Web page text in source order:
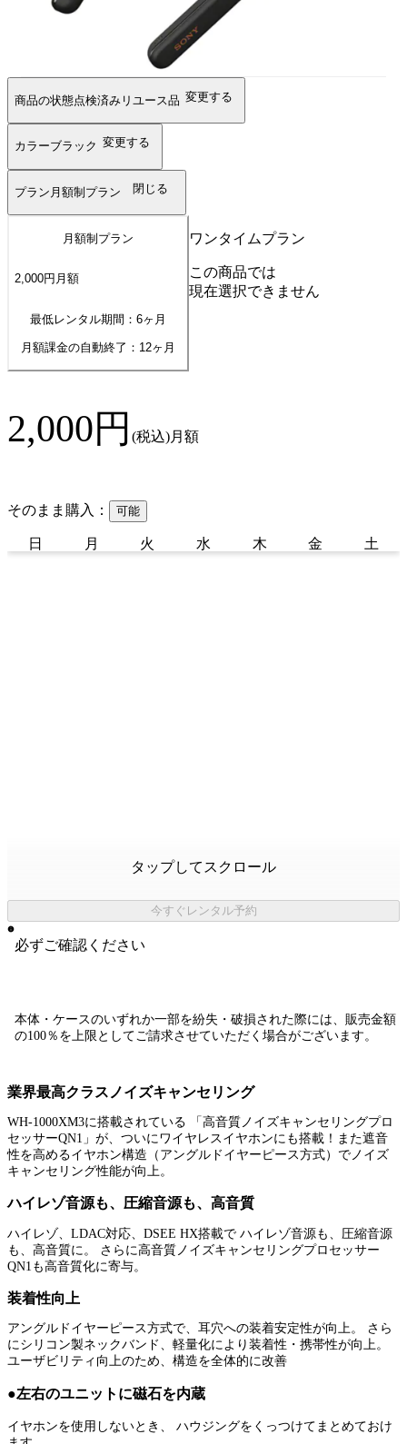
商品の状態点検済みリユース品 変更する
カラーブラック 変更する
プラン 月額制プラン 閉じる
月額制プラン
2,000円 月額
最低レンタル期間：6ヶ月
月額課金の自動終了： 12ヶ月
ワンタイムプラン
この商品では
現在選択できません
2,000円 (税込)月額
そのまま購入： 可能
日 月 火 水 木 金 土
タップしてスクロール
今すぐレンタル予約
必ずご確認ください
本体・ケースのいずれか一部を紛失・破損された際には、販売金額
の100％を上限としてご請求させていただく場合がございます。
業界最高クラスノイズキャンセリング
WH-1000XM3に搭載されている 「高音質ノイズキャンセリングプロ
セッサーQN1」が、ついにワイヤレスイヤホンにも搭載！また遮音
性を高めるイヤホン構造（アングルドイヤーピース方式）でノイズ
キャンセリング性能が向上。
ハイレゾ音源も、圧縮音源も、高音質
ハイレゾ、LDAC対応、DSEE HX搭載で ハイレゾ音源も、圧縮音源
も、高音質に。 さらに高音質ノイズキャンセリングプロセッサー
QN1も高音質化に寄与。
装着性向上
アングルドイヤーピース方式で、耳穴への装着安定性が向上。 さら
にシリコン製ネックバンド、軽量化により装着性・携帯性が向上。
ユーザビリティ向上のため、構造を全体的に改善
●左右のユニットに磁石を内蔵
イヤホンを使用しないとき、 ハウジングをくっつけてまとめておけ